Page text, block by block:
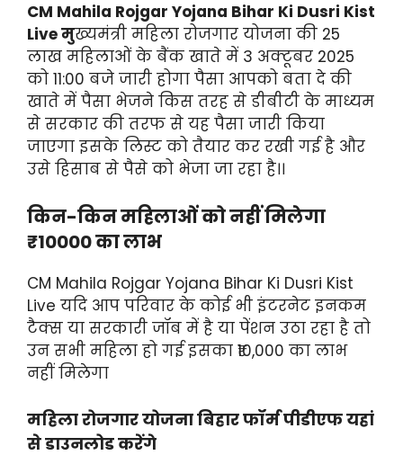
CM Mahila Rojgar Yojana Bihar Ki Dusri Kist
Live मुख्यमंत्री महिला रोजगार योजना की 25
लाख महिलाओं के बैंक खाते में 3 अक्टूबर 2025
को 11:00 बजे जारी होगा पैसा आपको बता दे की
खाते में पैसा भेजने किस तरह से डीबीटी के माध्यम
से सरकार की तरफ से यह पैसा जारी किया
जाएगा इसके लिस्ट को तैयार कर रखी गई है और
उसे हिसाब से पैसे को भेजा जा रहा है।।
किन-किन महिलाओं को नहीं मिलेगा
₹10000 का लाभ
CM Mahila Rojgar Yojana Bihar Ki Dusri Kist
Live यदि आप परिवार के कोई भी इंटरनेट इनकम
टैक्स या सरकारी जॉब में है या पेंशन उठा रहा है तो
उन सभी महिला हो गई इसका ₹10,000 का लाभ
नहीं मिलेगा
महिला रोजगार योजना बिहार फॉर्म पीडीएफ यहां
से डाउनलोड करेंगे